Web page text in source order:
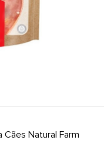
Cães Natural Farm